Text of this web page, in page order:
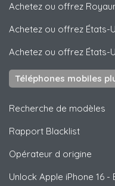
Achetez ou offrez
Achetez ou offrez États-
Achetez ou offrez États-
Téléphones mobiles
Recherche de modèles
Rapport Blacklist
Opérateur d origine
Unlock Apple iPhone 16